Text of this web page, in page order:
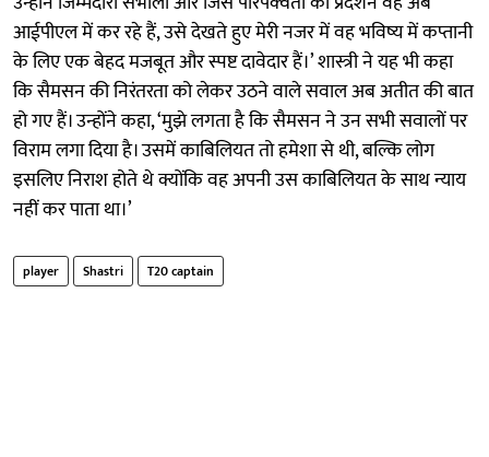
आईपीएल में कर रहे हैं, उसे देखते हुए मेरी नजर में वह भविष्य में कप्तानी
के लिए एक बेहद मजबूत और स्पष्ट दावेदार हैं।’ शास्त्री ने यह भी कहा
कि सैमसन की निरंतरता को लेकर उठने वाले सवाल अब अतीत की बात
हो गए हैं। उन्होंने कहा, ‘मुझे लगता है कि सैमसन ने उन सभी सवालों पर
विराम लगा दिया है। उसमें काबिलियत तो हमेशा से थी, बल्कि लोग
इसलिए निराश होते थे क्योंकि वह अपनी उस काबिलियत के साथ न्याय
नहीं कर पाता था।’
player Shastri T20 captain